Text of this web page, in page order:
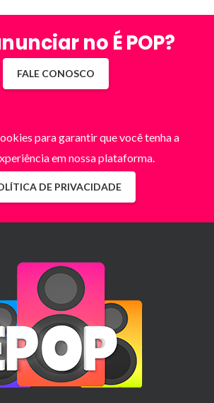
no É POP?
FALE CONOSCO
para garantir que você tenha a
em nossa plataforma.
DE PRIVACIDADE